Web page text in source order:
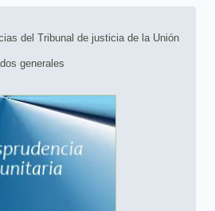
del Tribunal de justicia de la Unión
generales